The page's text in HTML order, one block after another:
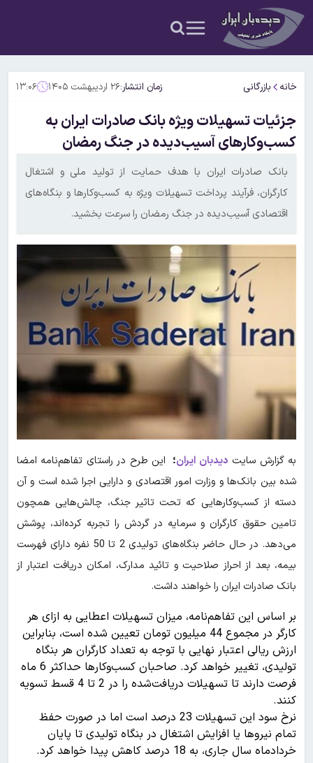
خانه بازرگانی زمان انتشار:۲۶ اردیبهشت ۱۴۰۵ ۱۳:۰۶
جزئیات تسهیلات ویژه بانک صادرات ایران به
کسب‌وکارهای آسیب‌دیده در جنگ رمضان
​بانک صادرات ایران با هدف حمایت از تولید ملی و اشتغال
کارگران، فرآیند پرداخت تسهیلات ویژه به کسب‌وکارها و بنگاه‌های
اقتصادی آسیب‌دیده در جنگ رمضان را سرعت بخشید.
به گزارش سایت دیدبان ایران؛ این طرح در راستای تفاهم‌نامه امضا
شده بین بانک‌ها و وزارت امور اقتصادی و دارایی اجرا شده است و آن
دسته از کسب‌وکارهایی که تحت تاثیر جنگ، چالش‌هایی همچون
تامین حقوق کارگران و سرمایه در گردش را تجربه کرده‌اند، پوشش
می‌دهد. در حال حاضر بنگاه‌های تولیدی 2 تا 50 نفره دارای فهرست
بیمه، بعد از احراز صلاحیت و تائید مدارک، امکان دریافت اعتبار از
بانک صادرات ایران را خواهند داشت.
بر اساس این تفاهم‌نامه، میزان تسهیلات اعطایی به ازای هر
کارگر در مجموع 44 میلیون تومان تعیین شده است، بنابراین
ارزش ریالی اعتبار نهایی با توجه به تعداد کارگران هر بنگاه
تولیدی، تغییر خواهد کرد. صاحبان کسب‌وکارها حداکثر 6 ماه
فرصت دارند تا تسهیلات دریافت‌شده را در 2 تا 4 قسط تسویه
کنند.
نرخ سود این تسهیلات 23 درصد است اما در صورت حفظ
تمام نیروها یا افزایش اشتغال در بنگاه تولیدی تا پایان
خردادماه سال جاری، به 18 درصد کاهش پیدا خواهد کرد.